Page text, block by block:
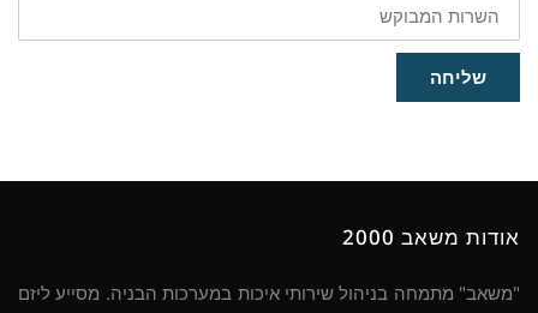
המבוקש
שליחה
אודות משאב 2000
"משאב" מתמחה בניהול שירותי איכות במערכות הבניה. מסייע ליזם